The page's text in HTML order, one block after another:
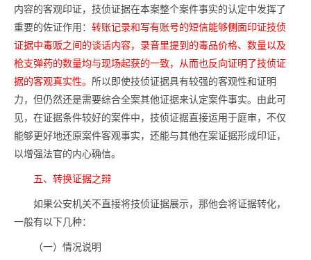
内容的客观印证，技侦证据在本案整个案件事实的认定中发挥了
重要的佐证作用： 转账记录和写有账号的短信能够侧面印证技侦
证据中毒贩之间的谈话内容，录音里提到的毒品价格、数量以及
枪支弹药的数量均与现场起获的一致，从而也反向证明了技侦证
据的客观真实性。 所以即使技侦证据具有较强的客观性和证明
力，但仍然还是需要综合全案其他证据来认定案件事实。由此可
见，在证据条件较好的案件中，技侦证据直接运用于庭审，不仅
能够更好地还原案件客观事实，还能与其他在案证据形成印证，
以增强法官的内心确信。
五、转换证据之辩
如果公安机关不直接将技侦证据展示，那他会将证据转化，
一般有以下几种：
（一）情况说明